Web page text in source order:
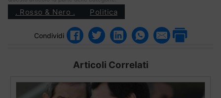
. Rosso & Nero . Politica
Condividi
Articoli Correlati